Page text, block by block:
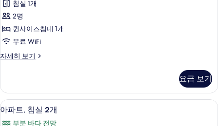
실
1
개,
금
연,
분
바
다
전
침실 1개
2명
퀸사이즈침대 1개
무료 WiFi
자세히 보기
아
실
개,
금
요금 보기
아
파
아파트, 침실 2개 | 미니바, 객실 내 금
8
아파트, 침실 2개
부분 바다 전망